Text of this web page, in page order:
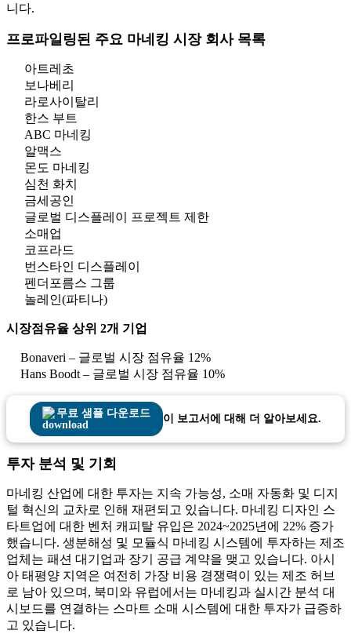
니다.
프로파일링된 주요 마네킹 시장 회사 목록
아트레초
보나베리
라로사이탈리
한스 부트
ABC 마네킹
알맥스
몬도 마네킹
심천 화치
금세공인
글로벌 디스플레이 프로젝트 제한
소매업
코프라드
번스타인 디스플레이
펜더포름스 그룹
놀레인(파티나)
시장점유율 상위 2개 기업
Bonaveri – 글로벌 시장 점유율 12%
Hans Boodt – 글로벌 시장 점유율 10%
무료 샘플 다운로드 이 보고서에 대해 더 알아보세요.
투자 분석 및 기회
마네킹 산업에 대한 투자는 지속 가능성, 소매 자동화 및 디지
털 혁신의 교차로 인해 재편되고 있습니다. 마네킹 디자인 스
타트업에 대한 벤처 캐피탈 유입은 2024~2025년에 22% 증가
했습니다. 생분해성 및 모듈식 마네킹 시스템에 투자하는 제조
업체는 패션 대기업과 장기 공급 계약을 맺고 있습니다. 아시
아 태평양 지역은 여전히 ​​가장 비용 경쟁력이 있는 제조 허브
로 남아 있으며, 북미와 유럽에서는 마네킹과 실시간 분석 대
시보드를 연결하는 스마트 소매 시스템에 대한 투자가 급증하
고 있습니다.